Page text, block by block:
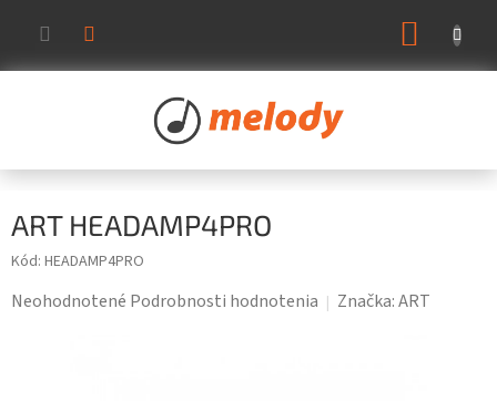
obsah
ART HEADAMP4PRO
Kód: HEADAMP4PRO
Priemerné
Neohodnotené Podrobnosti hodnotenia Značka:ART